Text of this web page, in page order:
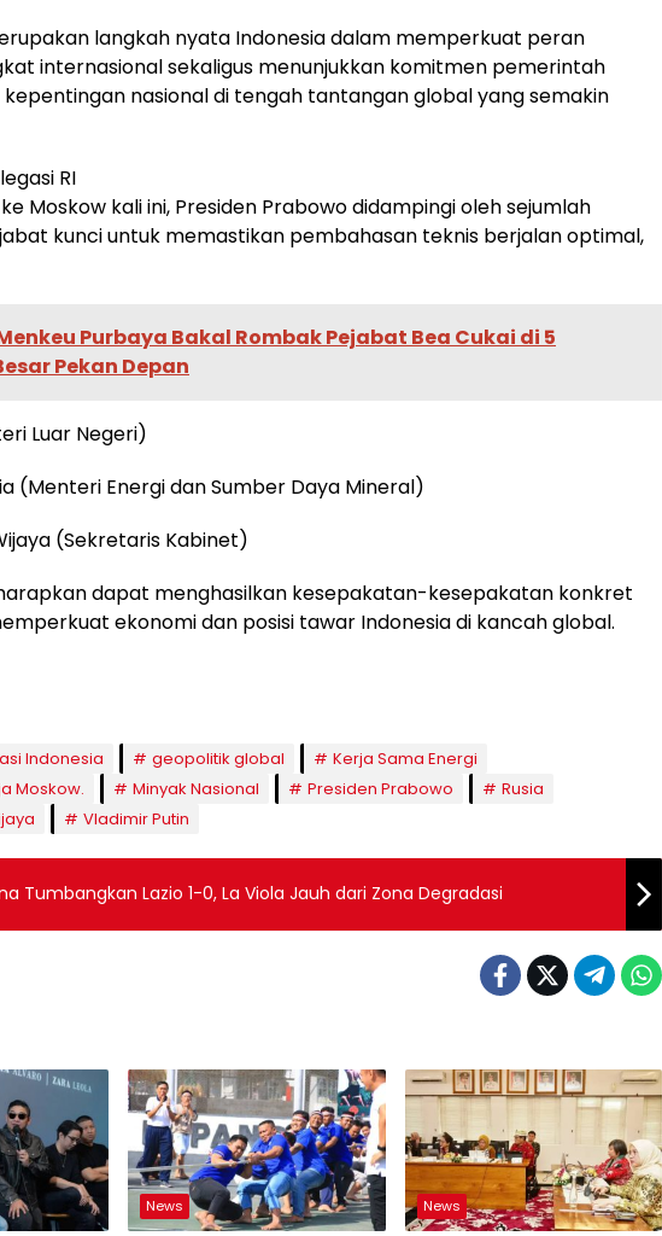
langkah nyata Indonesia dalam memperkuat peran
internasional sekaligus menunjukkan komitmen pemerintah
nasional di tengah tantangan global yang semakin
RI
Moskow kali ini, Presiden Prabowo didampingi oleh sejumlah
kunci untuk memastikan pembahasan teknis berjalan optimal,
Purbaya Bakal Rombak Pejabat Bea Cukai di 5
Pekan Depan
Luar Negeri)
(Menteri Energi dan Sumber Daya Mineral)
(Sekretaris Kabinet)
dapat menghasilkan kesepakatan-kesepakatan konkret
ekonomi dan posisi tawar Indonesia di kancah global.
Indonesia geopolitik global
Kerja Sama Energi
Moskow.
Minyak Nasional Presiden Prabowo
Rusia
Vladimir Putin
Tumbangkan Lazio 1-0, La Viola Jauh dari Zona Degradasi
News News